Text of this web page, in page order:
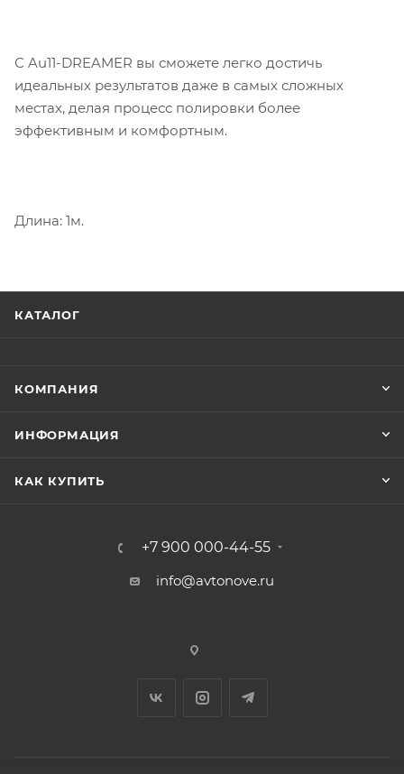
С Au11-DREAMER вы сможете легко достичь
идеальных результатов даже в самых сложных
местах, делая процесс полировки более
эффективным и комфортным.
Длина: 1м.
КАТАЛОГ
КОМПАНИЯ
ИНФОРМАЦИЯ
КАК КУПИТЬ
+7 900 000-44-55
info@avtonove.ru